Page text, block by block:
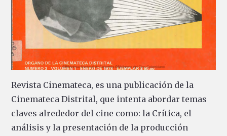
Revista Cinemateca, es una publicación de la
Cinemateca Distrital, que intenta abordar temas
claves alrededor del cine como: la Crítica, el
análisis y la presentación de la producción